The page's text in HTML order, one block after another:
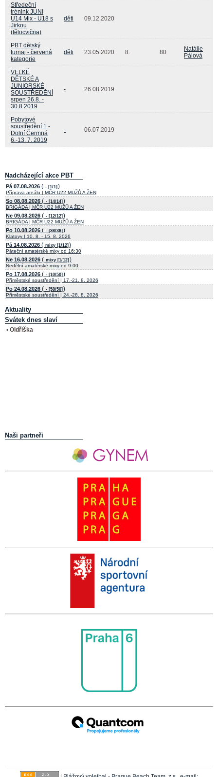
Středeční
trénink JUNI
U14 Mix - U18 s
Jirkou
(tělocvična)
děti 09.12.2020
PBT dětský
turnaj - červená
kategorie
děti 23.05.2020 8. 80
Natálie
Pálová
VELKÉ
DĚTSKÉ A
JUNIORSKÉ
SOUSTŘEDĚNÍ
srpen 26.8. -
30.8.2019
- 26.08.2019
Pobytové
soustředění 1 -
Dolní Čermná
6.-13. 7. 2019
- 06.07.2019
Nadcházející akce PBT
Pá 07.08.2026 ( - [1/1] )
Příprava areálu | MČR U22 MUŽŮ A ŽEN
So 08.08.2026 ( - [14/14] )
BRIGÁDA | MČR U22 MUŽŮ A ŽEN
Ne 09.08.2026 ( - [12/12] )
BRIGÁDA | MČR U22 MUŽŮ A ŽEN
Po 10.08.2026 ( - [36/36] )
Klatovy | 10. 8. - 15. 8. 2026
Pá 14.08.2026 ( mixy [1/12] )
Páteční amatérské mixy od 16:30
Ne 16.08.2026 ( mixy [1/12] )
Nedělní amatérské mixy od 9:00
Po 17.08.2026 ( - [10/50] )
Příměstské soustředění | 17.-21. 8. 2026
Po 24.08.2026 ( - [58/50] )
Příměstské soustředění | 24.-28. 8. 2026
Aktuality
Svátek dnes slaví
• Oldřiška
Naši partneři